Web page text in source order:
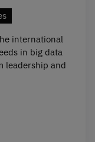
international
in big data
leadership and